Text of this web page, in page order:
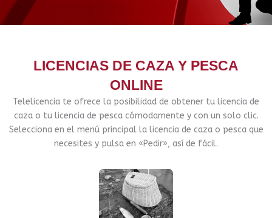
LICENCIAS DE CAZA Y PESCA
ONLINE
Telelicencia te ofrece la posibilidad de obtener tu licencia de
caza o tu licencia de pesca cómodamente y con un solo clic.
Selecciona en el menú principal la licencia de caza o pesca que
necesites y pulsa en «Pedir», así de fácil.